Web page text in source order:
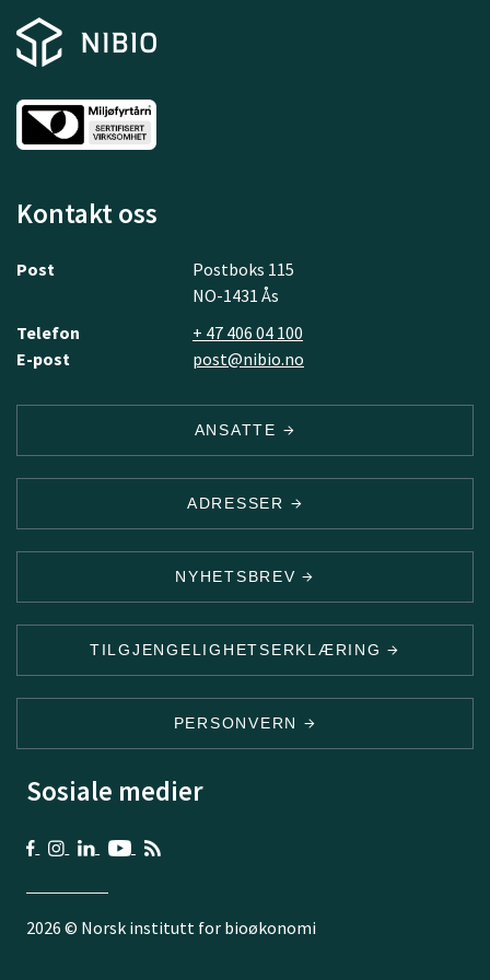
Kontakt oss
Post
Postboks 115
NO-1431 Ås
Telefon
+ 47 406 04 100
E-post
post@nibio.no
ANSATTE
ADRESSER
NYHETSBREV
TILGJENGELIGHETSERKLÆRING
PERSONVERN
Sosiale medier
2026 © Norsk institutt for bioøkonomi